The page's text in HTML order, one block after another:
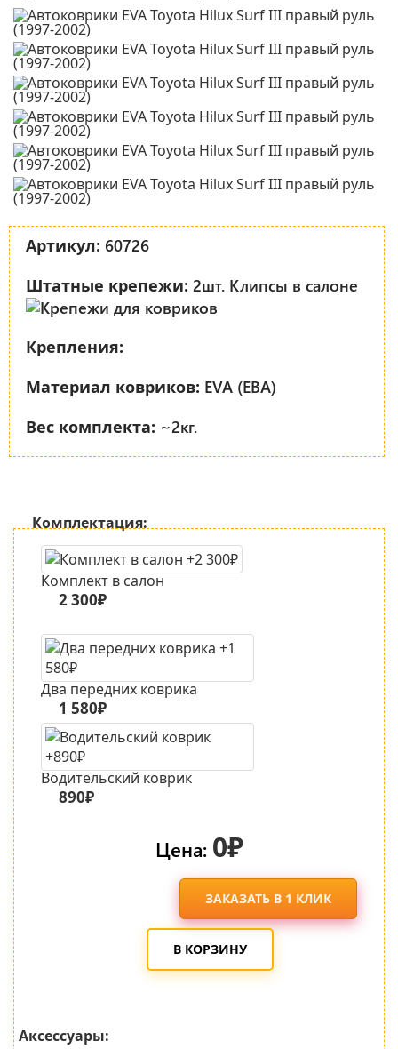
Артикул: 60726
Штатные крепежи: 2шт. Клипсы в салоне
Крепления:
Материал ковриков: EVA (ЕВА)
Вес комплекта: ~2кг.
Комплектация:
Комплект в салон
2 300₽
Два передних коврика
1 580₽
Водительский коврик
890₽
Цена: 0₽
ЗАКАЗАТЬ В 1 КЛИК
В КОРЗИНУ
Аксессуары: